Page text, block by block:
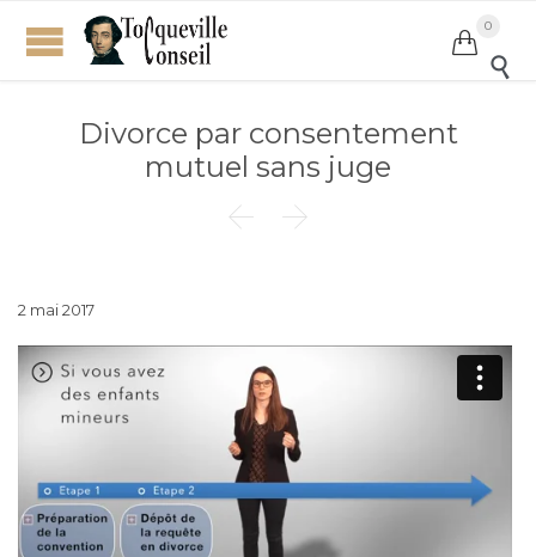

0

Divorce par consentement
mutuel sans juge
 
2 mai 2017